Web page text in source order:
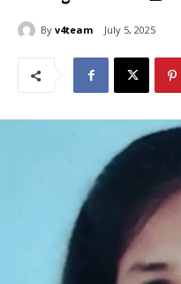
By v4team July 5, 2025